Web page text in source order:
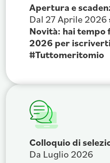
Apertura e
Dal 27 Aprile 2026
Novità: hai tempo
2026 per
#Tuttomeritomio
Colloquio di
Da Luglio 2026